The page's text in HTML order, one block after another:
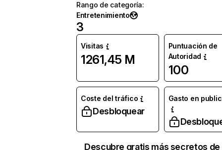
Rango de categoría:
Entretenimiento
3
Visitas
1261,45 M
Puntuación de
Autoridad
100
Coste del tráfico
Desbloquear
Gasto en
Descubre gratis más secretos de